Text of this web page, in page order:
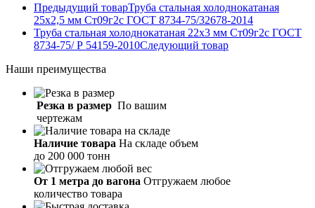
Предыдущий товарТруба стальная холоднокатаная
25х2,5 мм Ст09г2с ГОСТ 8734-75/32678-2014
Труба стальная холоднокатаная 22х3 мм Ст09г2с ГОСТ
8734-75/ Р 54159-2010Следующий товар
Наши преимущества
Резка в размер По вашим
чертежам
Наличие товара На складе объем
до 200 000 тонн
От 1 метра до вагона Отгружаем любое
количество товара